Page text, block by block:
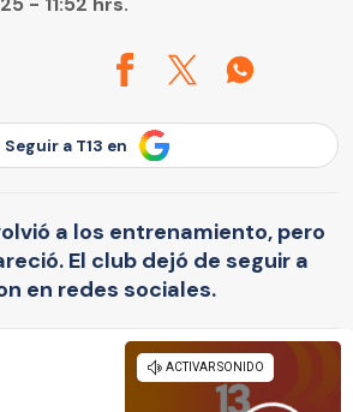
Seguir a T13 en
a los entrenamiento, pero
El club dejó de seguir a
en redes sociales.